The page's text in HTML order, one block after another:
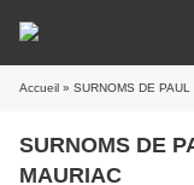
Accueil » SURNOMS DE
SURNOMS DE PAUL VALERY ET FRANCOIS
MAURIAC